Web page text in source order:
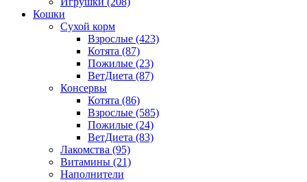
Кошки
Сухой корм
Взрослые (423)
Котята (87)
Пожилые (23)
ВетДиета (87)
Консервы
Котята (86)
Взрослые (585)
Пожилые (24)
ВетДиета (83)
Лакомства (95)
Витамины (21)
Наполнители